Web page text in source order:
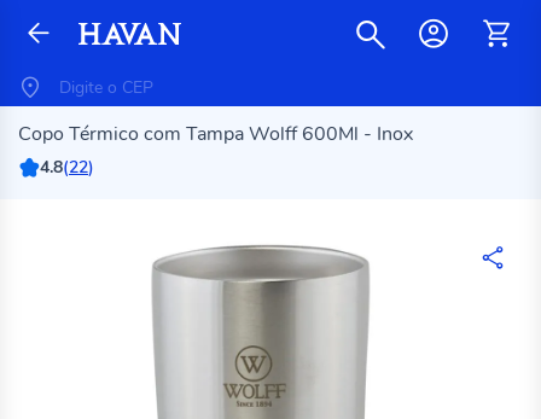
Copo Térmico com Tampa Wolff 600Ml - Inox
4.8(22)